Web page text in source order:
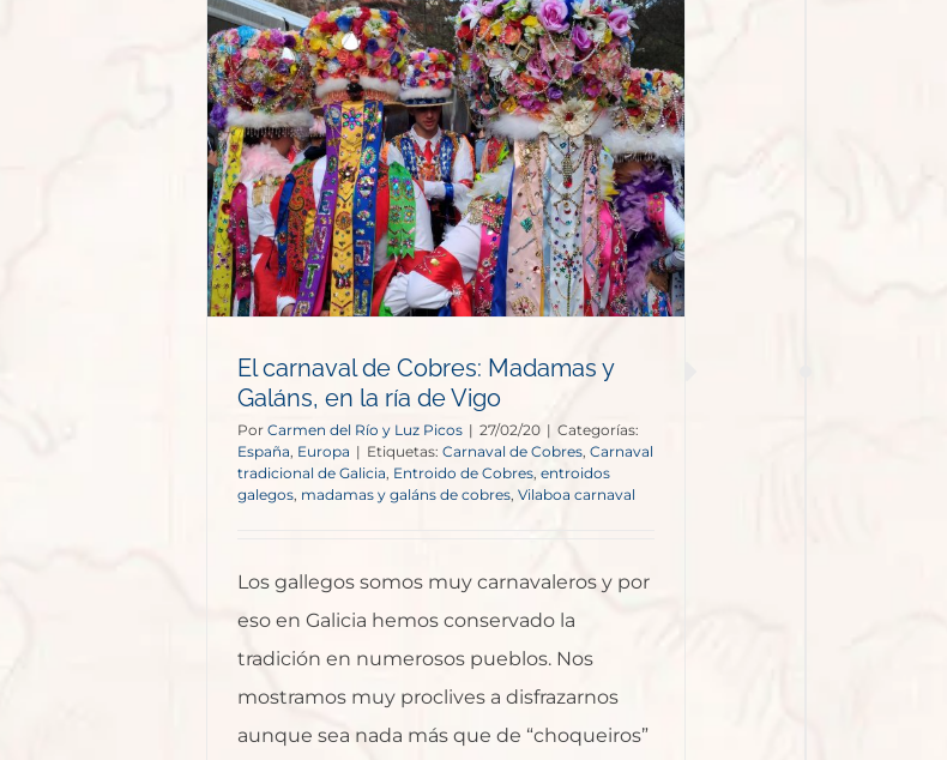
El carnaval de Cobres: Madamas y
Galáns, en la ría de Vigo
Por Carmen del Río y Luz Picos | 27/02/20 | Categorías:
España Europa | Etiquetas: Carnaval de Cobres, Carnaval
tradicional de Galicia Entroido de Cobres, entroidos
galegos madamas y galáns de cobres Vilaboa carnaval
Los gallegos somos muy carnavaleros y por
eso en Galicia hemos conservado la
tradición en numerosos pueblos. Nos
mostramos muy proclives a disfrazarnos
aunque sea nada más que de “choqueiros”